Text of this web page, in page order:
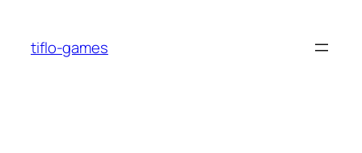
содержимому
tiflo-games